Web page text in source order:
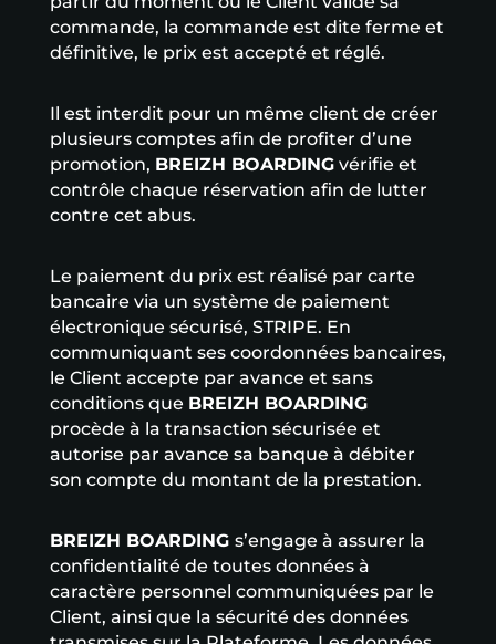
commande, la commande est dite ferme et
définitive, le prix est accepté et réglé.
Il est interdit pour un même client de créer
plusieurs comptes afin de profiter d’une
promotion, BREIZH BOARDINGvérifie et
contrôle chaque réservation afin de lutter
contre cet abus.
Le paiement du prix est réalisé par carte
bancaire via un système de paiement
électronique sécurisé, STRIPE. En
communiquant ses coordonnées bancaires,
le Client accepte par avance et sans
conditions que BREIZH BOARDING
procède à la transaction sécurisée et
autorise par avance sa banque à débiter
son compte du montant de la prestation.
BREIZH BOARDING s’engage à assurer la
confidentialité de toutes données à
caractère personnel communiquées par le
Client, ainsi que la sécurité des données